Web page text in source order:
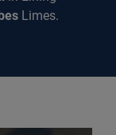
Limes.